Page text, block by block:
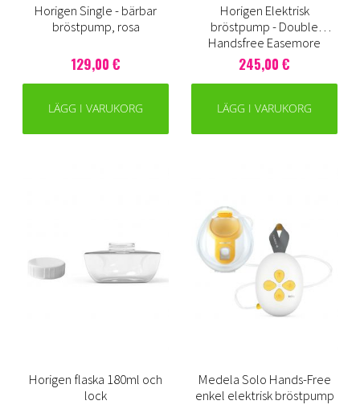
Horigen Single - bärbar
bröstpump, rosa
129,00 €
LÄGG I VARUKORG
Horigen Elektrisk
bröstpump - Double
Handsfree Easemore
245,00 €
LÄGG I VARUKORG
Horigen flaska 180ml och
lock
Medela Solo Hands-Free
enkel elektrisk bröstpump